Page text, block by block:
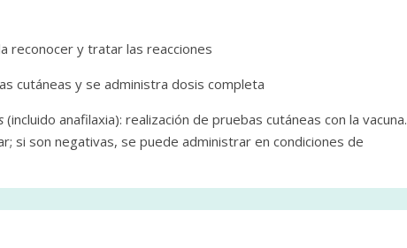
reconocer y tratar las reacciones
cutáneas y se administra dosis completa
(incluido anafilaxia): realización de pruebas cutáneas con la vacuna.
si son negativas, se puede administrar en condiciones de